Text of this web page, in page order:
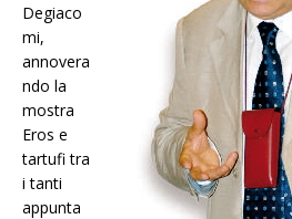
Degiaco
mi,
annovera
ndo la
mostra
Eros e
tartufi tra
i tanti
appunta